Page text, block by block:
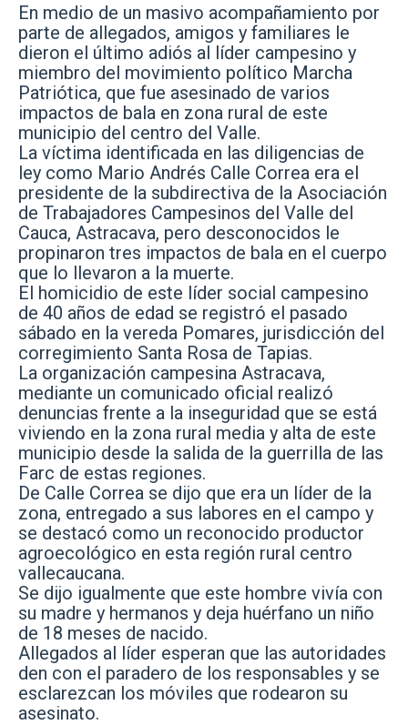
En medio de un masivo acompañamiento por
parte de allegados, amigos y familiares le
dieron el último adiós al líder campesino y
miembro del movimiento político Marcha
Patriótica, que fue asesinado de varios
impactos de bala en zona rural de este
municipio del centro del Valle.
La víctima identificada en las diligencias de
ley como Mario Andrés Calle Correa era el
presidente de la subdirectiva de la Asociación
de Trabajadores Campesinos del Valle del
Cauca, Astracava, pero desconocidos le
propinaron tres impactos de bala en el cuerpo
que lo llevaron a la muerte.
El homicidio de este líder social campesino
de 40 años de edad se registró el pasado
sábado en la vereda Pomares, jurisdicción del
corregimiento Santa Rosa de Tapias.
La organización campesina Astracava,
mediante un comunicado oficial realizó
denuncias frente a la inseguridad que se está
viviendo en la zona rural media y alta de este
municipio desde la salida de la guerrilla de las
Farc de estas regiones.
De Calle Correa se dijo que era un líder de la
zona, entregado a sus labores en el campo y
se destacó como un reconocido productor
agroecológico en esta región rural centro
vallecaucana.
Se dijo igualmente que este hombre vivía con
su madre y hermanos y deja huérfano un niño
de 18 meses de nacido.
Allegados al líder esperan que las autoridades
den con el paradero de los responsables y se
esclarezcan los móviles que rodearon su
asesinato.